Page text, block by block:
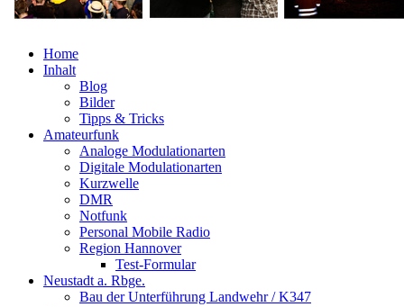
Home
Inhalt
Blog
Bilder
Tipps & Tricks
Amateurfunk
Analoge Modulationarten
Digitale Modulationarten
Kurzwelle
DMR
Notfunk
Personal Mobile Radio
Region Hannover
Test-Formular
Neustadt a. Rbge.
Bau der Unterführung Landwehr / K347